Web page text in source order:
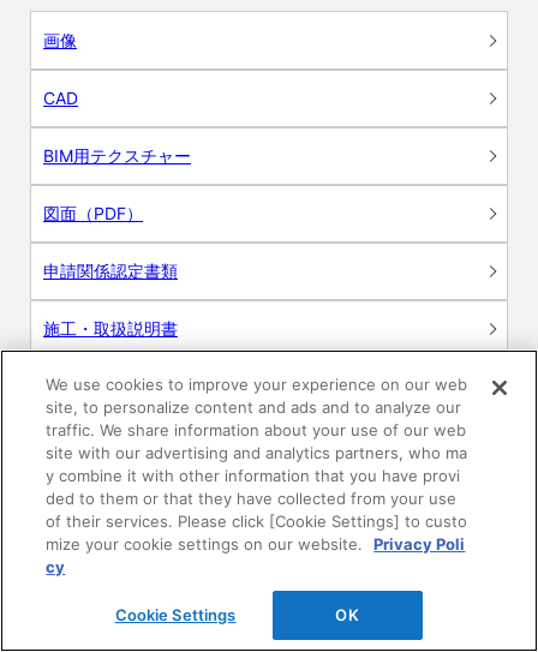
画像
CAD
BIM用テクスチャー
図面（PDF）
申請関係認定書類
施工・取扱説明書
動画
シミュレーションツール
24時間換気システム〈エアスマート〉
簡易設計見積ソフト
R&Dセンター環境測定・分析サービス
商品マスター申し込み
We use cookies to improve your experience on our web
site, to personalize content and ads and to analyze our
traffic. We share information about your use of our web
site with our advertising and analytics partners, who ma
y combine it with other information that you have provi
ded to them or that they have collected from your use
of their services. Please click [Cookie Settings] to custo
mize your cookie settings on our website.
Privacy Poli
cy
Cookie Settings OK